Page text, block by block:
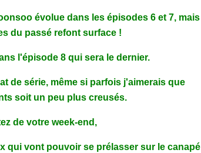
évolue dans les épisodes 6 et 7, mais
du passé refont surface !
l'épisode 8 qui sera le dernier.
de série, même si parfois j'aimerais que
soit un peu plus creusés.
de votre week-end,
qui vont pouvoir se prélasser sur le canapé